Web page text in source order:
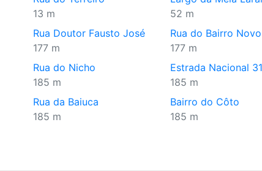
13 m
52 m
Rua Doutor Fausto José
177 m
Rua do Bairro Novo
177 m
Rua do Nicho
185 m
Estrada Nacional
185 m
Rua da Baiuca
185 m
Bairro do Côto
185 m